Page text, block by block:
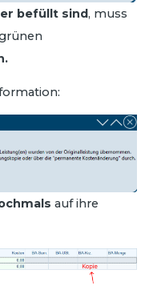
befüllt sind, muss
auf ihre